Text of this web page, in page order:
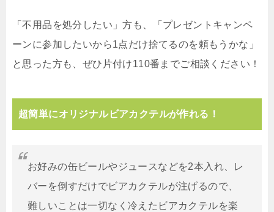
「不用品を処分したい」方も、「プレゼントキャンペ
ーンに参加したいから1点だけ捨てるのを頼もうかな」
と思った方も、ぜひ片付け110番までご相談ください！
超簡単にオリジナルビアカクテルが作れる！
お好みの缶ビールやジュースなどを2本入れ、レ
バーを倒すだけでビアカクテルが注げるので、
難しいことは一切なく冷えたビアカクテルを楽